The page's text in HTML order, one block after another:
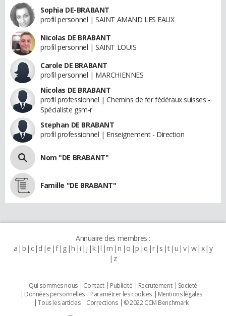
Sophia DE-BRABANT
profil personnel | SAINT AMAND LES EAUX
Nicolas DE BRABANT
profil personnel | SAINT LOUIS
Carole DE BRABANT
profil personnel | MARCHIENNES
Nicolas DE BRABANT
profil professionnel | Chemins de fer fédéraux suisses -
Spécialiste gsm-r
Stephan DE BRABANT
profil professionnel | Enseignement - Direction
Nom "DE BRABANT"
Famille "DE BRABANT"
Annuaire des membres :
a b c d e f g h i j k l m n o p q r s t u v w x y
z
Qui sommes nous Contact Publicité Recrutement
Societé
Données personnelles
Paramétrer les cookies
Mentions légales
Tous les articles
Corrections © 2022 CCM Benchmark